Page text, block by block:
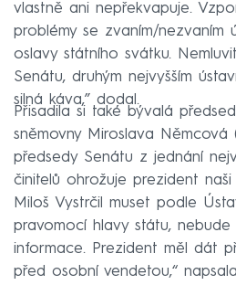
vlastně ani nepřekvapuje.
problémy se zvaním/nezvaním
oslavy státního svátku.
Senátu, druhým nejvyšším
silná káva,” dodal.
Přisadila si také bývalá
sněmovny Miroslava Němcová
předsedy Senátu z jednání
činitelů ohrožuje prezident
Miloš Vystrčil muset podle
pravomocí hlavy státu,
informace. Prezident měl dát
před osobní vendetou,“